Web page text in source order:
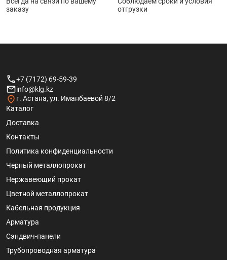
заказу
отгрузки
+7 (7172) 69-59-39
info@klg.kz
г. Астана, ул. Иманбаевой 8/2
Каталог
Доставка
Контакты
Политика конфиденциальности
Черный металлопрокат
Нержавеющий прокат
Цветной металлопрокат
Кабельная продукция
Арматура
Сэндвич-панели
Трубопроводная арматура